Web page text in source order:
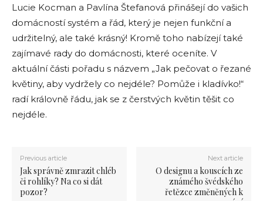
Lucie Kocman a Pavlína Štefanová přinášejí do vašich
domácností systém a řád, který je nejen funkční a
udržitelný, ale také krásný! Kromě toho nabízejí také
zajímavé rady do domácnosti, které oceníte. V
aktuální části pořadu s názvem „Jak pečovat o řezané
květiny, aby vydržely co nejdéle? Pomůže i kladívko!“
radí královně řádu, jak se z čerstvých květin těšit co
nejdéle.
Previous article
Jak správně zmrazit chléb
či rohlíky? Na co si dát
pozor?
Next article
O designu a kouscích ze
známého švédského
řetězce změněných k